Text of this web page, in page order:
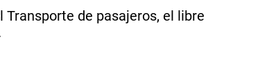
de pasajeros, el libre